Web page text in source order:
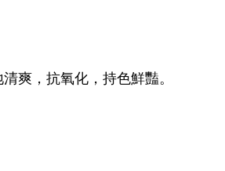
爽，抗氧化，持色鮮豔。